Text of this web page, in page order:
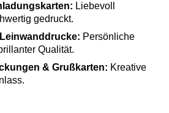
Liebevoll
gedruckt.
Persönliche
Qualität.
& Grußkarten: Kreative